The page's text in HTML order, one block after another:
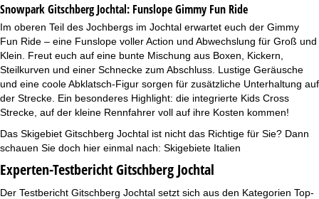
Snowpark Gitschberg Jochtal: Funslope Gimmy Fun Ride
Im oberen Teil des Jochbergs im Jochtal erwartet euch der Gimmy
Fun Ride – eine Funslope voller Action und Abwechslung für Groß und
Klein. Freut euch auf eine bunte Mischung aus Boxen, Kickern,
Steilkurven und einer Schnecke zum Abschluss. Lustige Geräusche
und eine coole Abklatsch-Figur sorgen für zusätzliche Unterhaltung auf
der Strecke. Ein besonderes Highlight: die integrierte Kids Cross
Strecke, auf der kleine Rennfahrer voll auf ihre Kosten kommen!
Das Skigebiet Gitschberg Jochtal ist nicht das Richtige für Sie? Dann
schauen Sie doch hier einmal nach: Skigebiete Italien
Experten-Testbericht Gitschberg Jochtal
Der Testbericht Gitschberg Jochtal setzt sich aus den Kategorien Top-